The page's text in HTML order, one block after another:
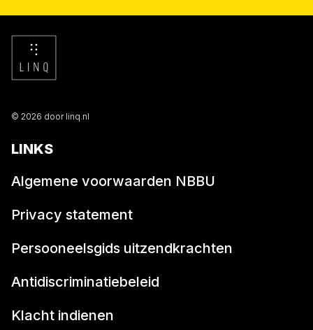
© 2026 door linq.nl
LINKS
Algemene voorwaarden NBBU
Privacy statement
Persooneelsgids uitzendkrachten
Antidiscriminatiebeleid
Klacht indienen